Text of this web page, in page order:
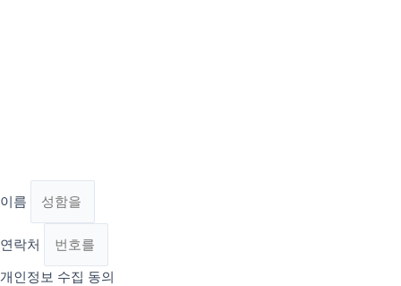
이름
연락처
개인정보 수집 동의